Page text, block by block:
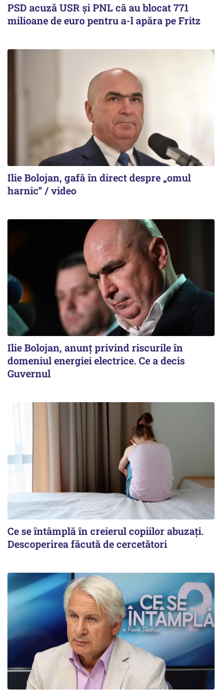
PSD acuză USR și PNL că au blocat 771
milioane de euro pentru a-l apăra pe Fritz
Ilie Bolojan, gafă în direct despre „omul
harnic“ / video
Ilie Bolojan, anunț privind riscurile în
domeniul energiei electrice. Ce a decis
Guvernul
Ce se întâmplă în creierul copiilor abuzați.
Descoperirea făcută de cercetători